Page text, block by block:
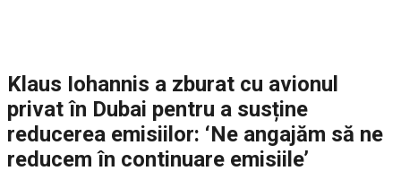
Klaus Iohannis a zburat cu avionul
privat în Dubai pentru a susține
reducerea emisiilor: ‘Ne angajăm să ne
reducem în continuare emisiile’